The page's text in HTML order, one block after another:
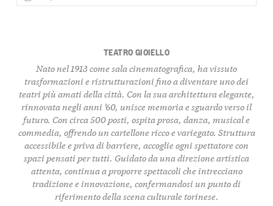
TEATRO GIOIELLO
Nato nel 1913 come sala cinematografica, ha vissuto
trasformazioni e ristrutturazioni fino a diventare uno dei
teatri più amati della città. Con la sua architettura elegante,
rinnovata negli anni ’60, unisce memoria e sguardo verso il
futuro. Con circa 500 posti, ospitaprosa, danza, musicale
commedia, offrendo un cartellone ricco e variegato. Struttura
accessibilee priva di barriere, accoglie ogni spettatore con
spazi pensati per tutti. Guidato da una direzione artistica
attenta, continua a proporre spettacoli che intrecciano
tradizioneeinnovazione, confermandosi un punto di
riferimento della scena culturale torinese.